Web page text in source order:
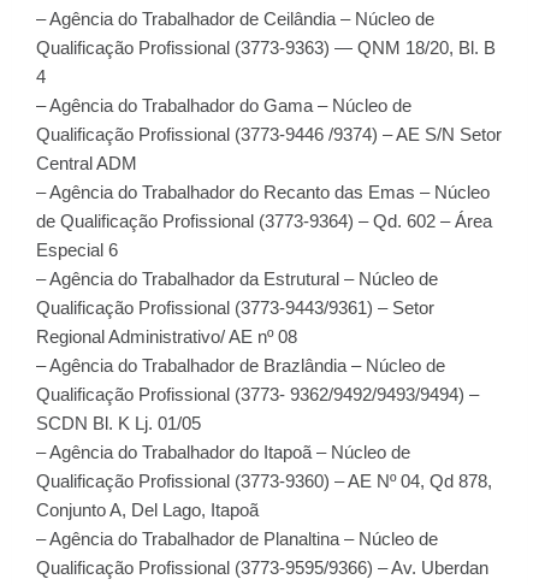
– Agência do Trabalhador de Ceilândia – Núcleo de
Qualificação Profissional (3773-9363) — QNM 18/20, Bl. B
4
– Agência do Trabalhador do Gama – Núcleo de
Qualificação Profissional (3773-9446 /9374) – AE S/N Setor
Central ADM
– Agência do Trabalhador do Recanto das Emas – Núcleo
de Qualificação Profissional (3773-9364) – Qd. 602 – Área
Especial 6
– Agência do Trabalhador da Estrutural – Núcleo de
Qualificação Profissional (3773-9443/9361) – Setor
Regional Administrativo/ AE nº 08
– Agência do Trabalhador de Brazlândia – Núcleo de
Qualificação Profissional (3773- 9362/9492/9493/9494) –
SCDN Bl. K Lj. 01/05
– Agência do Trabalhador do Itapoã – Núcleo de
Qualificação Profissional (3773-9360) – AE Nº 04, Qd 878,
Conjunto A, Del Lago, Itapoã
– Agência do Trabalhador de Planaltina – Núcleo de
Qualificação Profissional (3773-9595/9366) – Av. Uberdan